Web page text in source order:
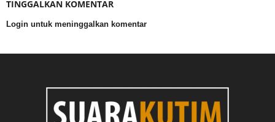
TINGGALKAN KOMENTAR
Login untuk meninggalkan komentar